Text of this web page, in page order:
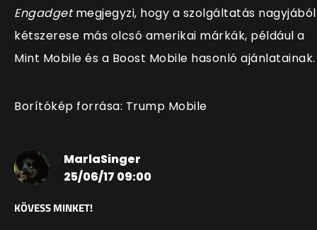
Engadgetmegjegyzi, hogy a szolgáltatás nagyjából
kétszerese más olcsó amerikai márkák, például a
Mint Mobile és a Boost Mobile hasonló
Borítókép forrása: Trump Mobile
MarlaSinger
25/06/17 09:00
KÖVESS MINKET!